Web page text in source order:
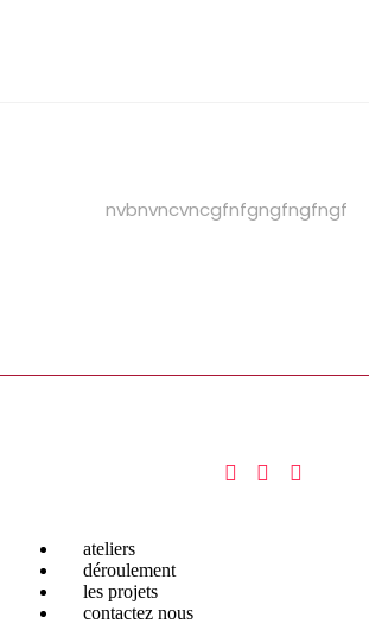
nvbnvncvncgfnfgngfngfngf
ateliers
déroulement
les projets
contactez nous